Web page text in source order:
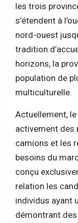
les trois
s’étendent à
nord-ouest
tradition
horizons, la
population de
multiculturelle.
Actuellement,
activement des
camions et les
besoins du
conçu
relation les
individus ayant
démontrant